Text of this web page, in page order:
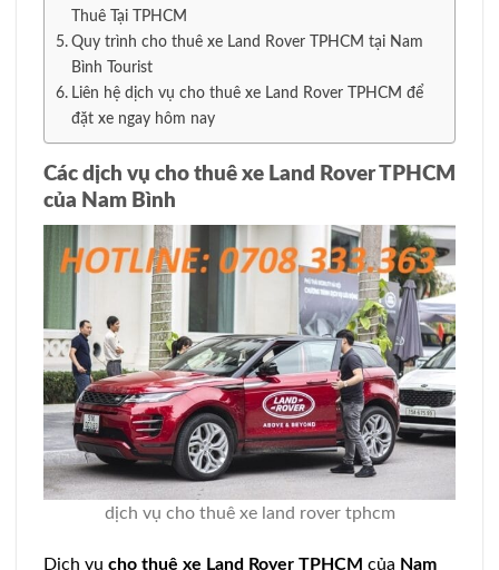
Thuê Tại TPHCM
Quy trình cho thuê xe Land Rover TPHCM tại Nam
Bình Tourist
Liên hệ dịch vụ cho thuê xe Land Rover TPHCM để
đặt xe ngay hôm nay
Các dịch vụ cho thuê xe Land Rover TPHCM
của Nam Bình
dịch vụ cho thuê xe land rover tphcm
Dịch vụ cho thuê xe Land Rover TPHCM của Nam